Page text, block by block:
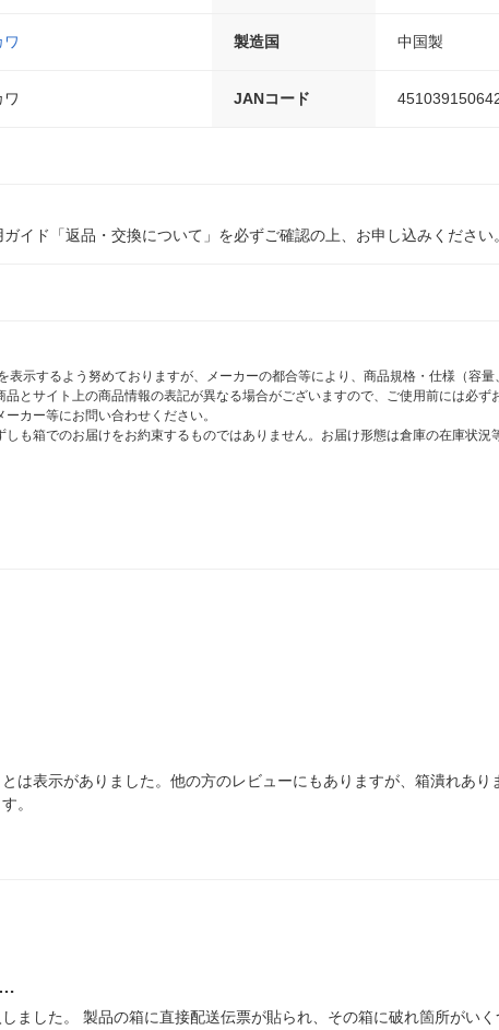
製造国 中国製
JANコード
イド「返品・交換について」を必ずご確認の上、お申し込みください。
示するよう努めておりますが、メーカーの都合等により、商品規格・仕様（容
とサイト上の商品情報の表記が異なる場合がございますので、ご使用前には必
カー等にお問い合わせください。
も箱でのお届けをお約束するものではありません。お届け形態は倉庫の在庫状況
は表示がありました。他の方のレビューにもありますが、箱潰れあ
。
…
ました。 製品の箱に直接配送伝票が貼られ、その箱に破れ箇所がい